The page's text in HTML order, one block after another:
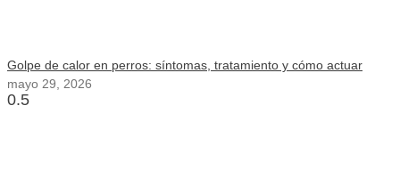
Golpe de calor en perros: síntomas, tratamiento y cómo actuar
mayo 29, 2026